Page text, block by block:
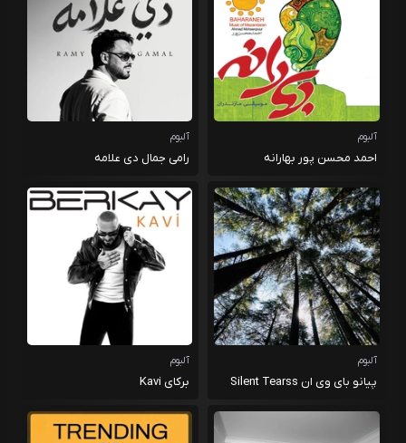
آلبوم
احمد محسن پور بهارانه
آلبوم
رامی جمال دی علامه
آلبوم
پیانو بای وی ان Silent Tearss
آلبوم
برکای Kavi